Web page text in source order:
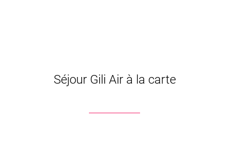
Séjour Gili Air à la carte